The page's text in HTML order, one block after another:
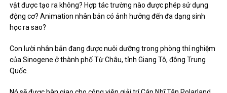
vật được tạo ra không? Hợp tác trường nào được phép sử dụng
động cơ? Animation nhân bản có ảnh hưởng đến đa dạng sinh
học ra sao?
Con lười nhân bản đang được nuôi dưỡng trong phòng thí nghiệm
của Sinogene ở thành phố Từ Châu, tỉnh Giang Tô, đông Trung
Quốc.